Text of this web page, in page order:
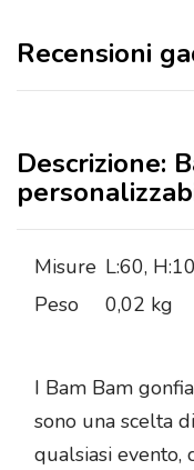
Recensioni
Descrizione:
Misure L:60,
Peso
0,02 kg
I Bam Bam
sono una scelta
qualsiasi evento,